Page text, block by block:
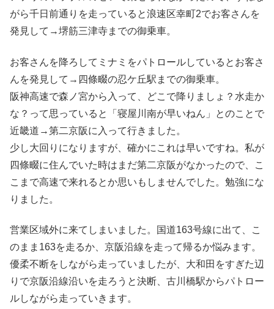
がら千日前通りを走っていると浪速区幸町2でお客さんを
発見して→堺筋三津寺までの御乗車。
お客さんを降ろしてミナミをパトロールしているとお客さ
んを発見して→四條畷の忍ケ丘駅までの御乗車。
阪神高速で森ノ宮から入って、どこで降りましょ？水走か
な？って思っていると「寝屋川南が早いねん」とのことで
近畿道→第二京阪に入って行きました。
少し大回りになりますが、確かにこれは早いですね。私が
四條畷に住んでいた時はまだ第二京阪がなかったので、こ
こまで高速で来れるとか思いもしませんでした。勉強にな
りました。
営業区域外に来てしまいました。国道163号線に出て、こ
のまま163を走るか、京阪沿線を走って帰るか悩みます。
優柔不断をしながら走っていましたが、大和田をすぎた辺
りで京阪沿線沿いを走ろうと決断、古川橋駅からパトロー
ルしながら走っていきます。